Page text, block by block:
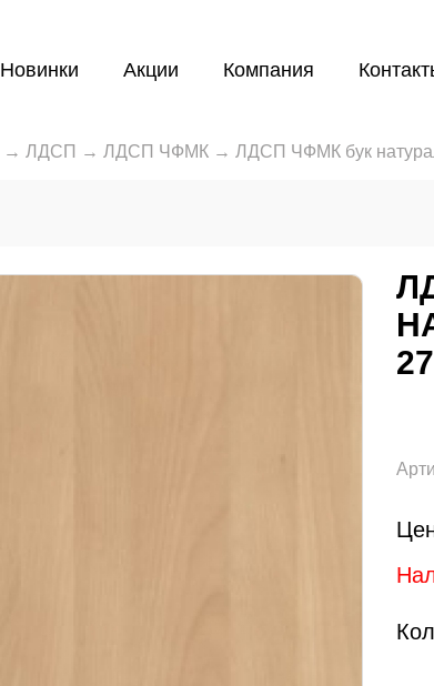
Новинки Акции Компания
→ ЛДСП → ЛДСП ЧФМК → ЛДСП ЧФМК бук